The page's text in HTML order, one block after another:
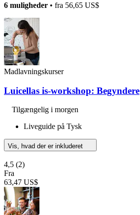
6 muligheder • fra 56,65 US$
Madlavningskurser
Luicellas is-workshop: Begyndere
Tilgængelig i morgen
Liveguide på Tysk
Vis, hvad der er inkluderet
4,5 (2)
Fra
63,47 US$